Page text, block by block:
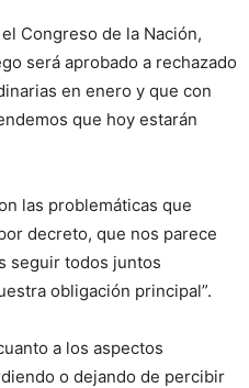
Congreso de la Nación,
será aprobado a rechazado
en enero y que con
que hoy estarán
las problemáticas que
decreto, que nos parece
seguir todos juntos
obligación principal”.
a los aspectos
o dejando de percibir